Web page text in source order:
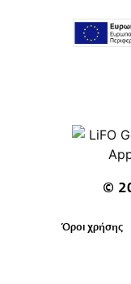
©
Όροι χρήσης